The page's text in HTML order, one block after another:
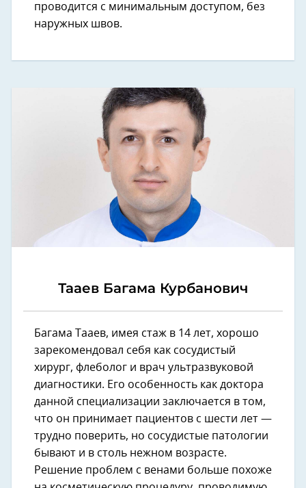
проводится с минимальным доступом, без
наружных швов.
Тааев Багама Курбанович
Багама Тааев, имея стаж в 14 лет, хорошо
зарекомендовал себя как сосудистый
хирург, флеболог и врач ультразвуковой
диагностики. Его особенность как доктора
данной специализации заключается в том,
что он принимает пациентов с шести лет —
трудно поверить, но сосудистые патологии
бывают и в столь нежном возрасте.
Решение проблем с венами больше похоже